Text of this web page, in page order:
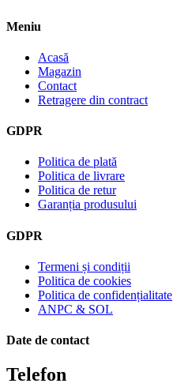
Meniu
Acasă
Magazin
Contact
Retragere din contract
GDPR
Politica de plată
Politica de livrare
Politica de retur
Garanția produsului
GDPR
Termeni și condiții
Politica de cookies
Politica de confidențialitate
ANPC & SOL
Date de contact
Telefon